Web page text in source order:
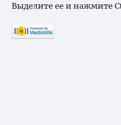
Выделите ее и нажмите